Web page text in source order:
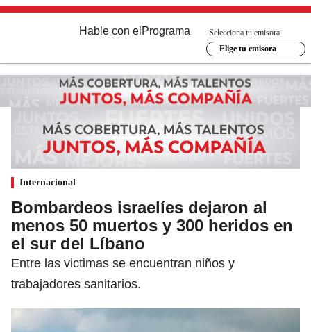
Hable con el Programa
Selecciona tu emisora
Elige tu emisora
Internacional
Bombardeos israelíes dejaron al
menos 50 muertos y 300 heridos en
el sur del Líbano
Entre las victimas se encuentran niños y
trabajadores sanitarios.